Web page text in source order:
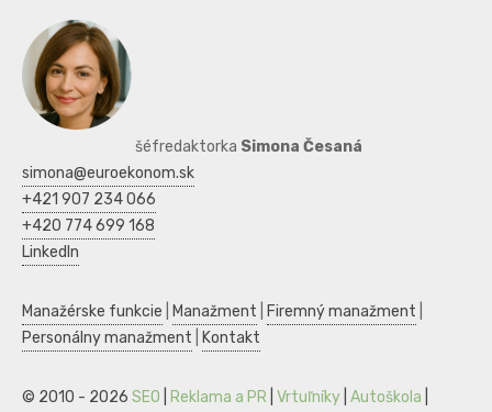
šéfredaktorka Simona Česaná
simona@euroekonom.sk
+421 907 234 066
+420 774 699 168
LinkedIn
Manažérske funkcie Manažment Firemný manažment
Personálny manažment
Kontakt
© 2010 - 2026 SEO Reklama a PR Vrtuľníky Autoškola